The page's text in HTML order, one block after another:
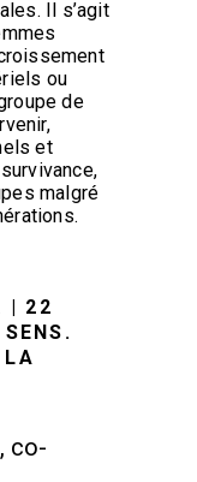
Il s’agit
ou
de
et
malgré
| 22
LA
, co-